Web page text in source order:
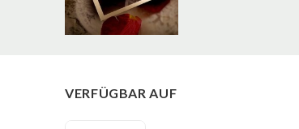
VERFÜGBAR AUF